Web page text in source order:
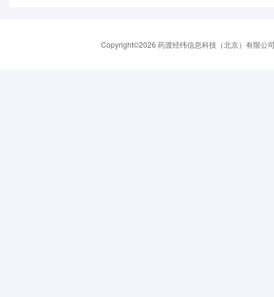
Copyright©2026 药渡经纬信息科技（北京）有限公